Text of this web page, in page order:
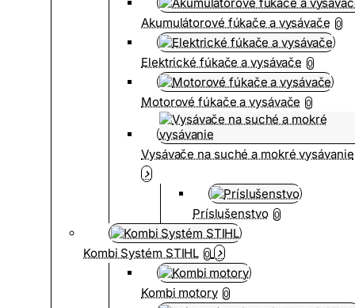
Akumulátorové fúkače a vysávače 0
Elektrické fúkače a vysávače 0
Motorové fúkače a vysávače 0
Vysávače na suché a mokré vysávanie
Príslušenstvo 0
Kombi Systém STIHL 0
Kombi motory 0